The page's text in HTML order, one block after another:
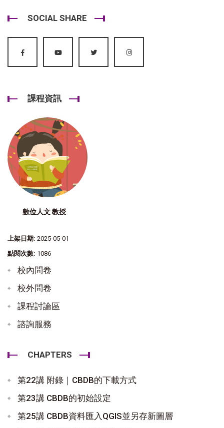
SOCIAL SHARE
課程資訊
數位人文 教授
上架日期: 2025-05-01
點閱次數: 1086
校內問卷
校外問卷
課程討論區
諮詢服務
CHAPTERS
第22講 附錄｜CBDB的下載方式
第23講 CBDB的初始設定
第25講 CBDB資料匯入QGIS並另存新圖層